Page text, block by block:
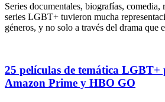
Series documentales, biografías, comedia,
series LGBT+ tuvieron mucha
géneros, y no solo a través del drama que
25 películas de temática
Amazon Prime y HBO GO